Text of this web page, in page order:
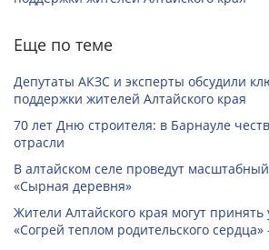
Еще по теме
Депутаты АКЗС и эксперты обсудили
поддержки жителей Алтайского края
70 лет Дню строителя: в Барнауле
отрасли
В алтайском селе проведут
«Сырная деревня»
Жители Алтайского края могут принять
«Согрей теплом родительского сердца»